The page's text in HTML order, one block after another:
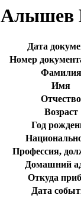
Алышев
Дата
Номер
Фамилия
Имя
Отчество
Возраст
Год
Профессия,
Домашний
Откуда
Дата